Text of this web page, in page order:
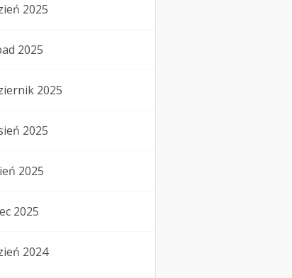
2025
2025
2025
2025
2025
2025
2024